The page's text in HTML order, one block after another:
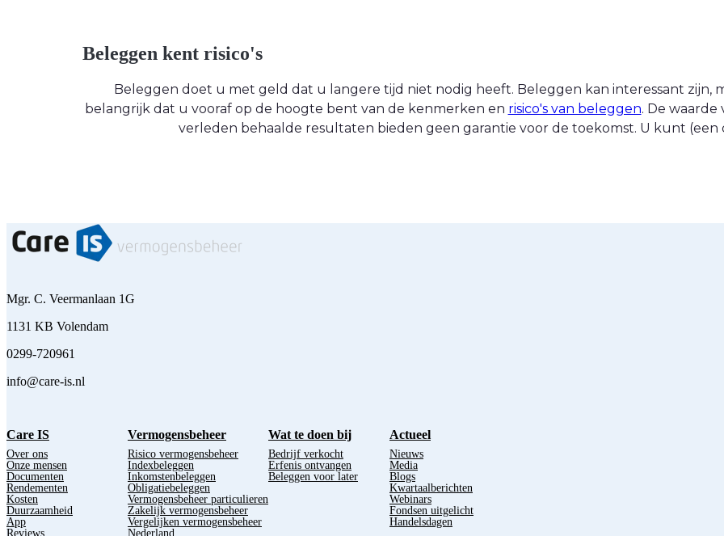
Beleggen kent risico's
Beleggen doet u met geld dat u langere tijd niet nodig heeft. Beleggen kan interessant zijn,
belangrijk dat u vooraf op de hoogte bent van de kenmerken en risico's van beleggen. De
verleden behaalde resultaten bieden geen garantie voor de toekomst. U kunt (een
Mgr. C. Veermanlaan 1G
1131 KB Volendam
0299-720961
info@care-is.nl
Care IS
Over ons
Onze mensen
Documenten
Rendementen
Kosten
Duurzaamheid
App
Reviews
Vermogensbeheer
Risico vermogensbeheer
Indexbeleggen
Inkomstenbeleggen
Obligatiebeleggen
Vermogensbeheer particulieren
Zakelijk vermogensbeheer
Vergelijken vermogensbeheer
Nederland
Wat te doen bij
Bedrijf verkocht
Erfenis ontvangen
Beleggen voor later
Actueel
Nieuws
Media
Blogs
Kwartaalberichten
Webinars
Fondsen uitgelicht
Handelsdagen